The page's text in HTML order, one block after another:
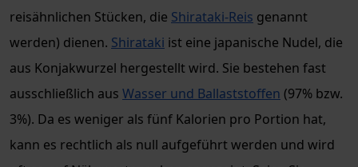
reisähnlichen Stücken, die Shirataki-Reis genannt
werden) dienen. Shirataki ist eine japanische Nudel, die
aus Konjakwurzel hergestellt wird. Sie bestehen fast
ausschließlich aus Wasser und Ballaststoffen (97% bzw.
3%). Da es weniger als fünf Kalorien pro Portion hat,
kann es rechtlich als null aufgeführt werden und wird